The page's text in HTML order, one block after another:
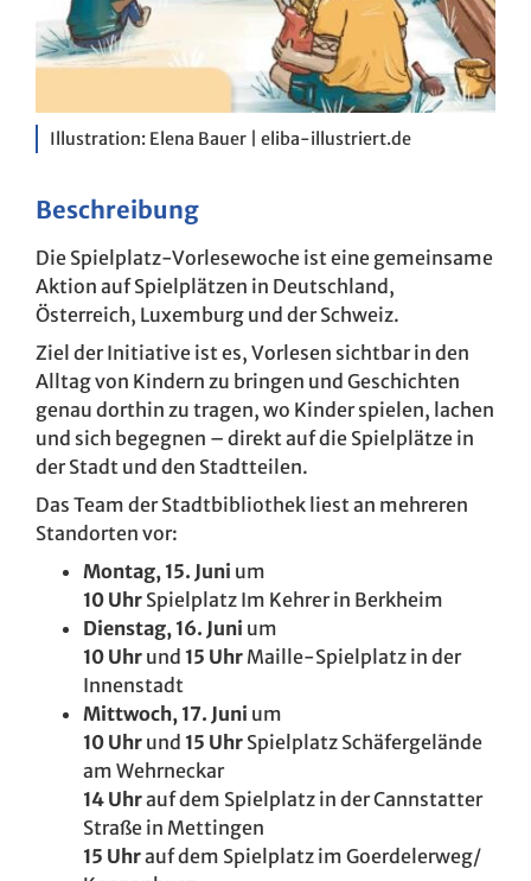
Illustration: Elena Bauer | eliba-illustriert.de
Beschreibung
Die Spielplatz-Vorlesewoche ist eine gemeinsame
Aktion auf Spielplätzen in Deutschland,
Österreich, Luxemburg und der Schweiz.
Ziel der Initiative ist es, Vorlesen sichtbar in den
Alltag von Kindern zu bringen und Geschichten
genau dorthin zu tragen, wo Kinder spielen, lachen
und sich begegnen – direkt auf die Spielplätze in
der Stadt und den Stadtteilen.
Das Team der Stadtbibliothek liest an mehreren
Standorten vor:
Montag, 15. Juni um
10 Uhr Spielplatz Im Kehrer in Berkheim
Dienstag, 16. Juni um
10 Uhr und 15 Uhr Maille-Spielplatz in der
Innenstadt
Mittwoch, 17. Juni um
10 Uhr und 15 Uhr Spielplatz Schäfergelände
am Wehrneckar
14 Uhrauf dem Spielplatz in der Cannstatter
Straße in Mettingen
15 Uhrauf dem Spielplatz im Goerdelerweg/